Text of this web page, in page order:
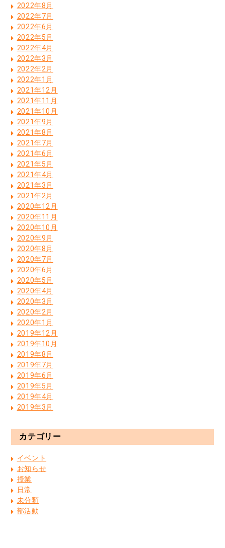
2022年8月
2022年7月
2022年6月
2022年5月
2022年4月
2022年3月
2022年2月
2022年1月
2021年12月
2021年11月
2021年10月
2021年9月
2021年8月
2021年7月
2021年6月
2021年5月
2021年4月
2021年3月
2021年2月
2020年12月
2020年11月
2020年10月
2020年9月
2020年8月
2020年7月
2020年6月
2020年5月
2020年4月
2020年3月
2020年2月
2020年1月
2019年12月
2019年10月
2019年8月
2019年7月
2019年6月
2019年5月
2019年4月
2019年3月
カテゴリー
イベント
お知らせ
授業
日常
未分類
部活動